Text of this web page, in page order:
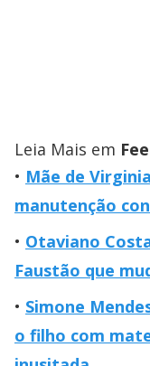
Leia Mais em
Mãe de
manutenção
Otaviano
Faustão que
Simone
o filho com